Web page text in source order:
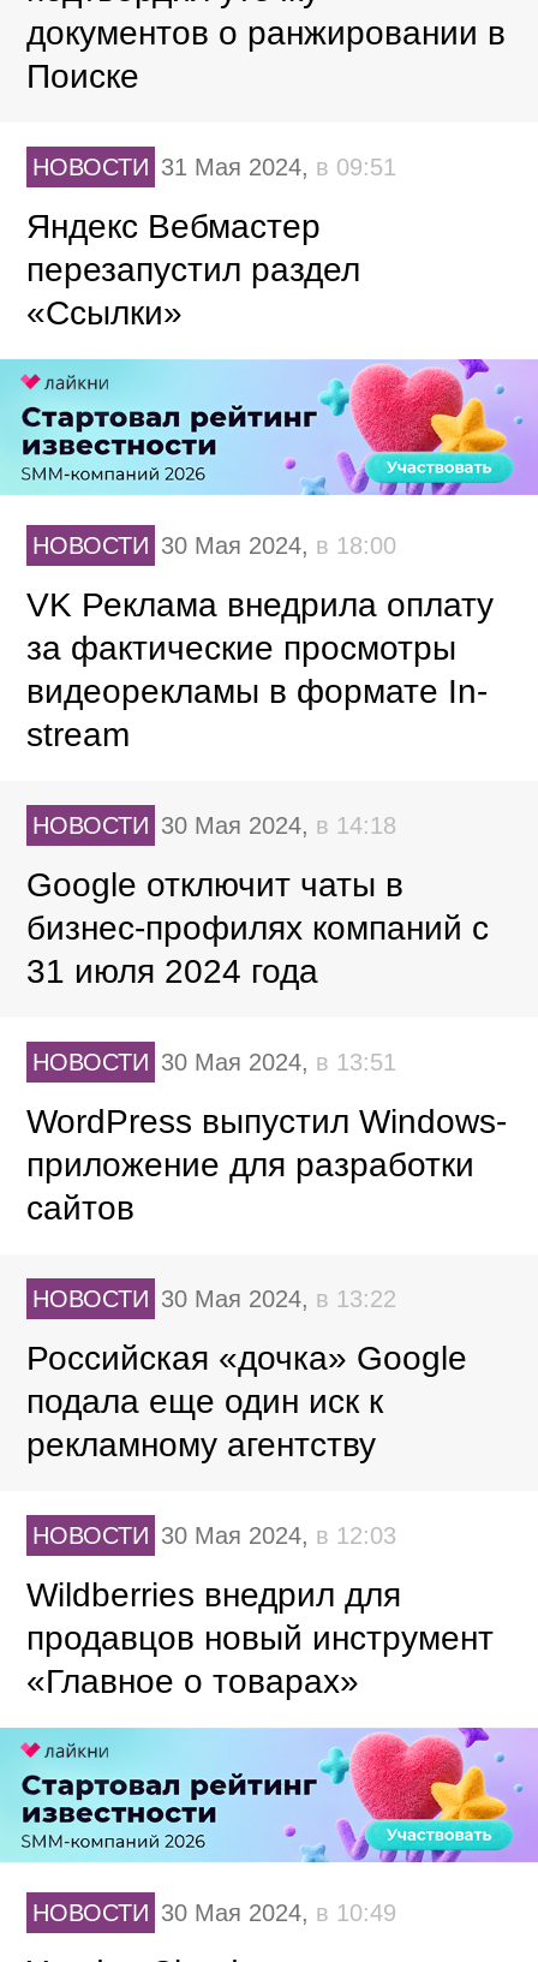
документов о ранжировании в
Поиске
НОВОСТИ 31 Мая 2024, в 09:51
Яндекс Вебмастер
перезапустил раздел
«Ссылки»
НОВОСТИ 30 Мая 2024, в 18:00
VK Реклама внедрила оплату
за фактические просмотры
видеорекламы в формате In-
stream
НОВОСТИ 30 Мая 2024, в 14:18
Google отключит чаты в
бизнес-профилях компаний с
31 июля 2024 года
НОВОСТИ 30 Мая 2024, в 13:51
WordPress выпустил Windows-
приложение для разработки
сайтов
НОВОСТИ 30 Мая 2024, в 13:22
Российская «дочка» Google
подала еще один иск к
рекламному агентству
НОВОСТИ 30 Мая 2024, в 12:03
Wildberries внедрил для
продавцов новый инструмент
«Главное о товарах»
НОВОСТИ 30 Мая 2024, в 10:49